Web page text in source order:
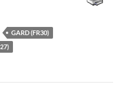
GARD (FR30)